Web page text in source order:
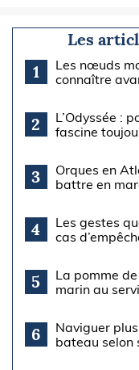
Les
1
Les nœuds
connaître
2
L’Odyssée :
fascine
3
Orques en
battre en
4
Les gestes
cas
5
La pomme
marin au
6
Naviguer
bateau selon